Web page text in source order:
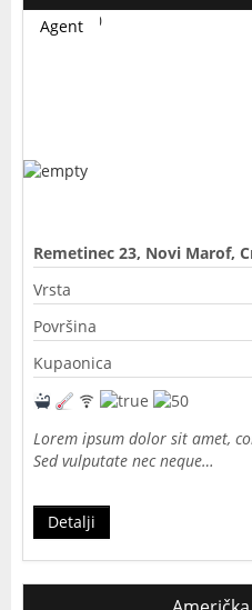
Agent
Remetinec 23, Novi Marof,
Vrsta
Površina
Kupaonica
Lorem ipsum dolor sit amet,
Sed vulputate nec neque…
Detalji